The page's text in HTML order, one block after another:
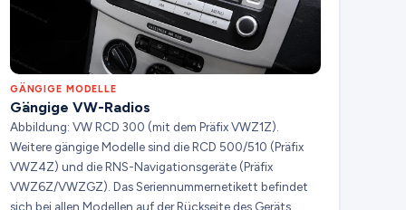
GÄNGIGE MODELLE
Gängige VW-Radios
Abbildung: VW RCD 300 (mit dem Präfix VWZ1Z).
Weitere gängige Modelle sind die RCD 500/510 (Präfix
VWZ4Z) und die RNS-Navigationsgeräte (Präfix
VWZ6Z/VWZGZ). Das Seriennummernetikett befindet
sich bei allen Modellen auf der Rückseite des Geräts.